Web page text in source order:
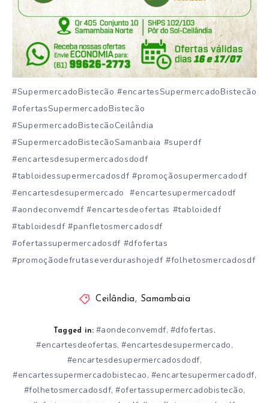
#SupermercadoBistecão #encartesSupermercadoBistecão
#ofertasSupermercadoBistecão
#SupermercadoBistecãoCeilândia
#SupermercadoBistecãoSamanbaia #superdf
#encartesdesupermercadosdodf
#tabloidessupermercadosdf #promoçãosupermercadodf
#encartesdesupermercado #encartesupermercadodf
#aondeconvemdf #encartesdeofertas #tabloidedf
#tabloidesdf #panfletosmercadosdf
#ofertassupermercadosdf #dfofertas
#promoçãodefrutaseverdurashojedf #folhetosmercadosdf
Ceilândia, Samambaia
Tagged in: #aondeconvemdf, #dfofertas,
#encartesdeofertas, #encartesdesupermercado,
#encartesdesupermercadosdodf,
#encartessupermercadobistecao, #encartesupermercadodf,
#folhetosmercadosdf, #ofertassupermercadobistecão,